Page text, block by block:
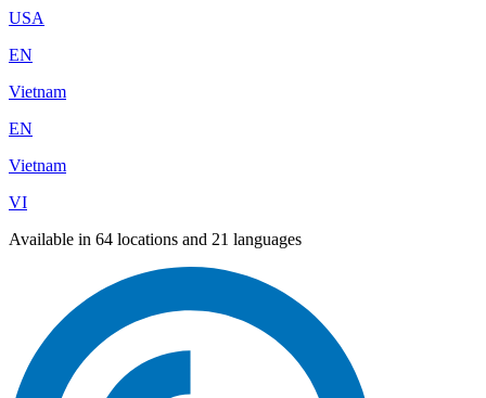
USA
EN
Vietnam
EN
Vietnam
VI
Available in 64 locations and 21 languages